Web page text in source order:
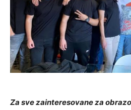
Za sve zainteresovane za